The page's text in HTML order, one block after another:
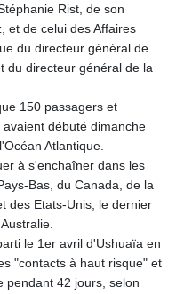
JMD 183.31537
JOD 0.819133
JPY 182.194907
KES 149.462068
KHR
4675.351658
KMF 493.31666
KRW
1638.053175
KWD 0.357244
KZT 541.347885
LAK
26077.708924
Rist, de son
et de celui des Affaires
du directeur général de
du directeur général de la
150 passagers et
débuté dimanche
Atlantique.
à s'enchaîner dans les
Bas, du Canada, de la
des Etats-Unis, le dernier
le 1er avril d'Ushuaïa en
"contacts à haut risque" et
pendant 42 jours, selon